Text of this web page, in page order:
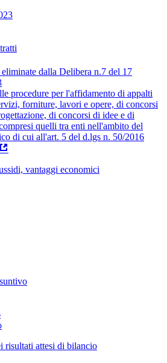
dalla Delibera n.7 del 17
procedure per l'affidamento di appalti
forniture, lavori e opere, di concorsi
di concorsi di idee e di
quelli tra enti nell'ambito del
di cui all'art. 5 del d.lgs n. 50/2016
vantaggi economici
risultati attesi di bilancio